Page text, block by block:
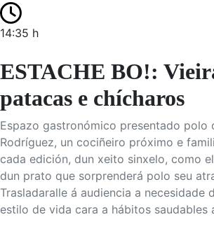
14:35 h
ESTACHE BO!:
patacas e chícharos
Espazo gastronómico presentado polo
Rodríguez, un cociñeiro próximo e
cada edición, dun xeito sinxelo, como
dun prato que sorprenderá polo seu
Trasladaralle á audiencia a necesidade
estilo de vida cara a hábitos saudables